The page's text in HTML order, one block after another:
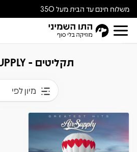
משלוח חינם עד הבית מעל 350
ש״ח
תקליטים - AIR SUPPLY
מיון לפי